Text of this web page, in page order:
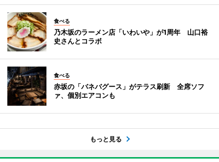
食べる
乃木坂のラーメン店「いわいや」が1周年 山口裕
史さんとコラボ
食べる
赤坂の「バネバグース」がテラス刷新 全席ソフ
ァ、個別エアコンも
もっと見る